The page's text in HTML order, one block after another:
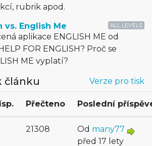
rubrik apod.
ALL LEVELS
vs. English Me
aplikace ENGLISH ME od
FOR ENGLISH? Proč se
ME vyplatí?
Verze pro tisk
článku
Přečteno Poslední
21308 Od many77
před 17 lety